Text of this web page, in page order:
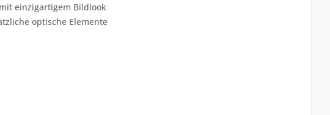
einzigartigem Bildlook
optische Elemente